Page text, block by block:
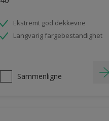
Ekstremt god dekkevne
Langvarig fargebestandighet
Sammenligne